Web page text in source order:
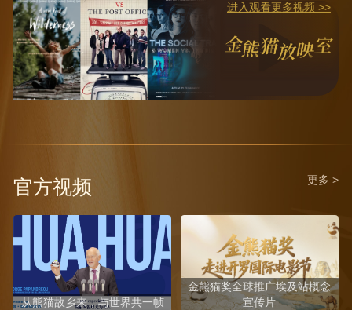
进入观看更多视频 >>
官方视频 更多 >
从熊猫故乡来，与世界共一帧
金熊猫奖全球推广埃及站概念
宣传片